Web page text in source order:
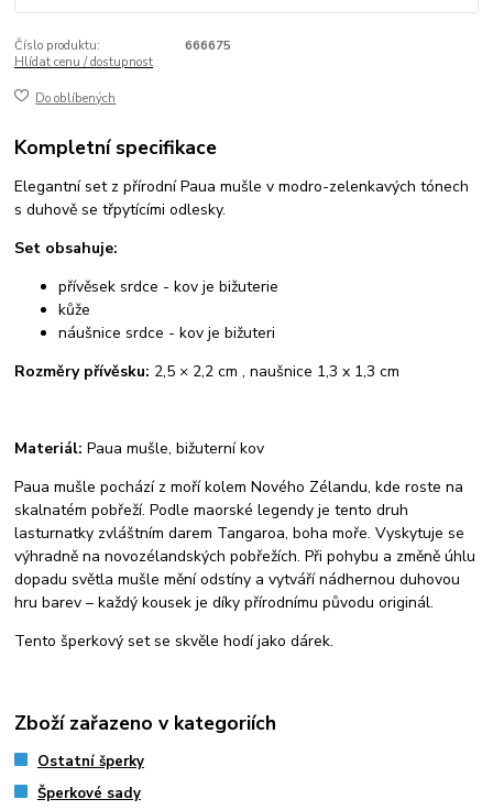
Číslo produktu:
666675
Hlídat cenu / dostupnost
Do oblíbených
Kompletní specifikace
Elegantní set z přírodní Paua mušle v modro-zelenkavých tónech
s duhově se třpytícími odlesky.
Set obsahuje:
přívěsek srdce - kov je bižuterie
kůže
náušnice srdce - kov je bižuteri
Rozměry přívěsku: 2,5 × 2,2 cm , naušnice 1,3 x 1,3 cm
Materiál: Paua mušle, bižuterní kov
Paua mušle pochází z moří kolem Nového Zélandu, kde roste na
skalnatém pobřeží. Podle maorské legendy je tento druh
lasturnatky zvláštním darem Tangaroa, boha moře. Vyskytuje se
výhradně na novozélandských pobřežích. Při pohybu a změně úhlu
dopadu světla mušle mění odstíny a vytváří nádhernou duhovou
hru barev – každý kousek je díky přírodnímu původu originál.
Tento šperkový set se skvěle hodí jako dárek.
Zboží zařazeno v kategoriích
Ostatní šperky
Šperkové sady